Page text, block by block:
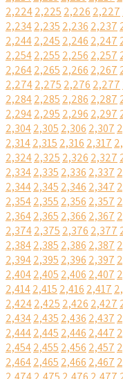
2,2242,225 2,226 2,227
2,2342,235 2,236 2,237
2,2442,245 2,246 2,247
2,2542,255 2,256 2,257
2,2642,265 2,266 2,267
2,2742,275 2,276 2,277
2,2842,285 2,286 2,287
2,2942,295 2,296 2,297
2,3042,305 2,306 2,307
2,3142,315 2,316 2,317
2,3242,325 2,326 2,327
2,3342,335 2,336 2,337
2,3442,345 2,346 2,347
2,3542,355 2,356 2,357
2,3642,365 2,366 2,367
2,3742,375 2,376 2,377
2,3842,385 2,386 2,387
2,3942,395 2,396 2,397
2,4042,405 2,406 2,407
2,4142,415 2,416 2,417
2,4242,425 2,426 2,427
2,4342,435 2,436 2,437
2,4442,445 2,446 2,447
2,4542,455 2,456 2,457
2,4642,465 2,466 2,467